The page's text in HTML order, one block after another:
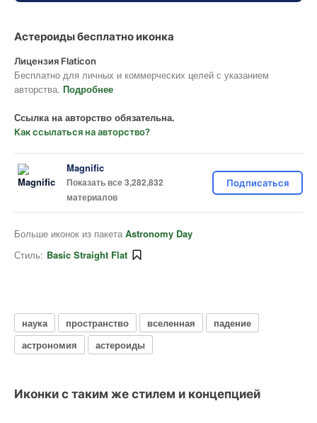
Астероиды бесплатно иконка
Лицензия Flaticon
Бесплатно для личных и коммерческих целей с указанием
авторства. Подробнее
Ссылка на авторство обязательна.
Как ссылаться на авторство?
Magnific
Показать все 3,282,832
материалов
Подписаться
Больше иконок из пакета Astronomy Day
Стиль: Basic Straight Flat
наука пространство вселенная
падение
астрономия
астероиды
Иконки с таким же стилем и концепцией